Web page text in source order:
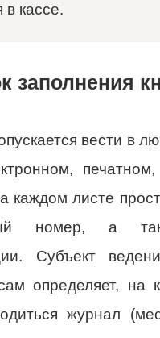
в кассе.
заполнения
вести в
каждом листе
номер, а
Субъект
определяет, на
журнал